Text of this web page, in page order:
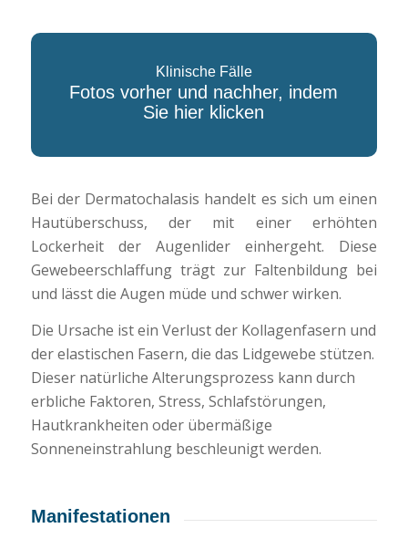
Klinische Fälle
Fotos vorher und nachher, indem
Sie hier klicken
Bei der Dermatochalasis handelt es sich um einen
Hautüberschuss, der mit einer erhöhten
Lockerheit der Augenlider einhergeht. Diese
Gewebeerschlaffung trägt zur Faltenbildung bei
und lässt die Augen müde und schwer wirken.
Die Ursache ist ein Verlust der Kollagenfasern und
der elastischen Fasern, die das Lidgewebe stützen.
Dieser natürliche Alterungsprozess kann durch
erbliche Faktoren, Stress, Schlafstörungen,
Hautkrankheiten oder übermäßige
Sonneneinstrahlung beschleunigt werden.
Manifestationen